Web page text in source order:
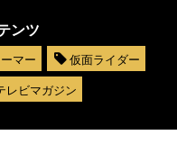
ンツ
マー
仮面ライダー
レビマガジン